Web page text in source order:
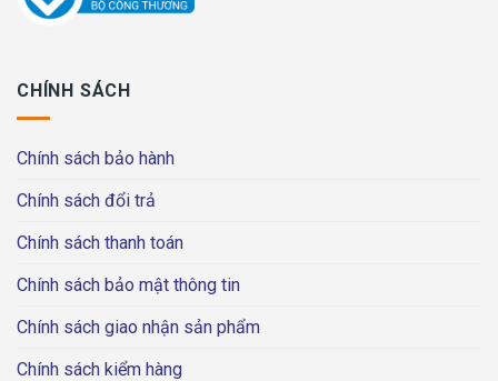
CHÍNH SÁCH
Chính sách bảo hành
Chính sách đổi trả
Chính sách thanh toán
Chính sách bảo mật thông tin
Chính sách giao nhận sản phẩm
Chính sách kiểm hàng